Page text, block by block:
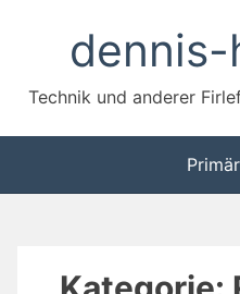
dennis-
Technik und anderer